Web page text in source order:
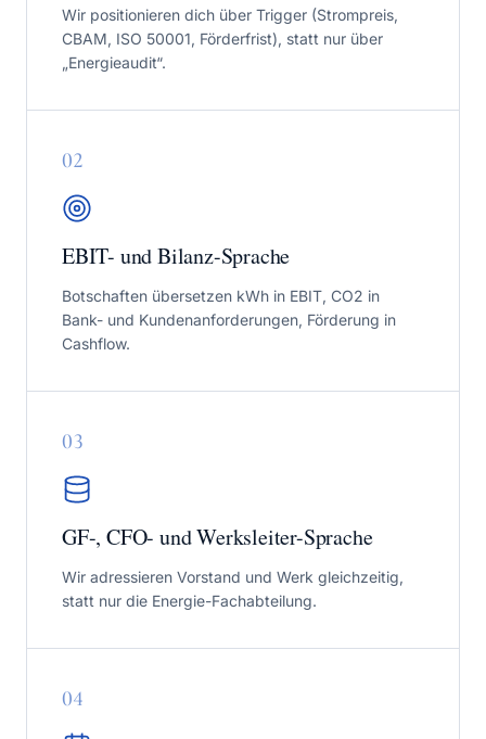
Wir positionieren dich über Trigger (Strompreis,
CBAM, ISO 50001, Förderfrist), statt nur über
„Energieaudit“.
02
EBIT- und Bilanz-Sprache
Botschaften übersetzen kWh in EBIT, CO2 in
Bank- und Kundenanforderungen, Förderung in
Cashflow.
03
GF-, CFO- und Werksleiter-Sprache
Wir adressieren Vorstand und Werk gleichzeitig,
statt nur die Energie-Fachabteilung.
04